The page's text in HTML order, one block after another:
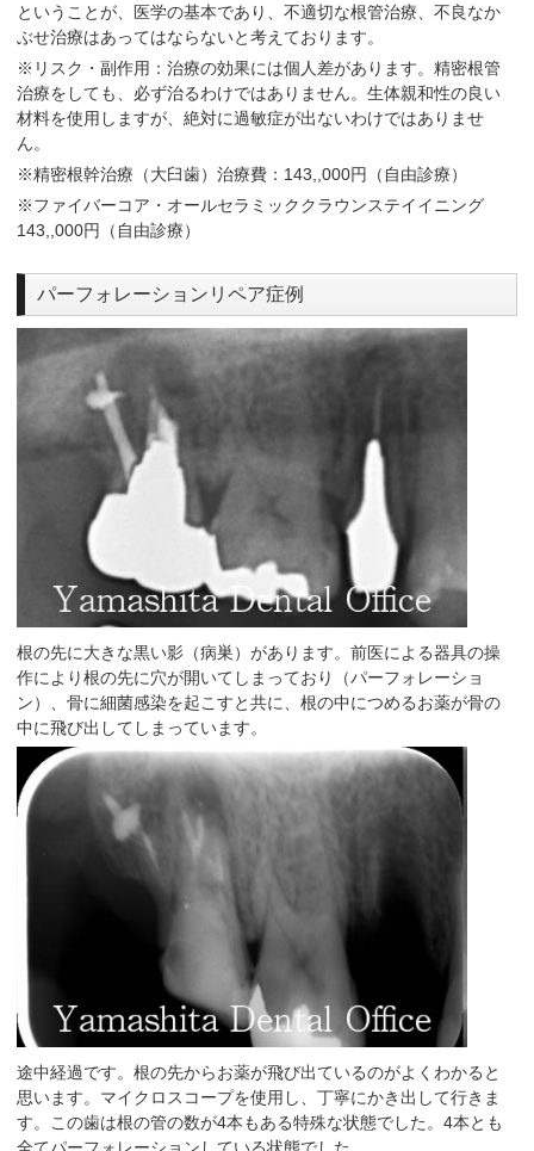
ということが、医学の基本であり、不適切な根管治療、不良なか
ぶせ治療はあってはならないと考えております。
※リスク・副作用：治療の効果には個人差があります。精密根管
治療をしても、必ず治るわけではありません。生体親和性の良い
材料を使用しますが、絶対に過敏症が出ないわけではありませ
ん。
※精密根幹治療（大臼歯）治療費：143,,000円（自由診療）
※ファイバーコア・オールセラミッククラウンステイイニング
143,,000円（自由診療）
パーフォレーションリペア症例
根の先に大きな黒い影（病巣）があります。前医による器具の操
作により根の先に穴が開いてしまっており（パーフォレーショ
ン）、骨に細菌感染を起こすと共に、根の中につめるお薬が骨の
中に飛び出してしまっています。
途中経過です。根の先からお薬が飛び出ているのがよくわかると
思います。マイクロスコープを使用し、丁寧にかき出して行きま
す。この歯は根の管の数が4本もある特殊な状態でした。4本とも